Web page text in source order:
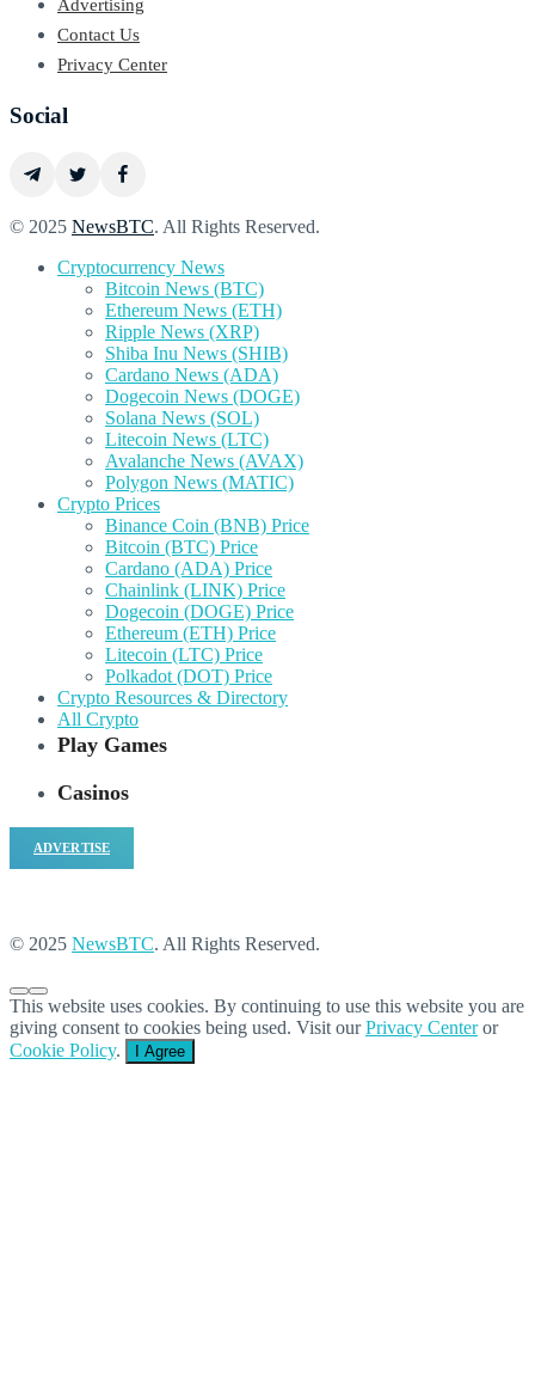
Advertising
Contact Us
Privacy Center
Social
© 2025 NewsBTC. All Rights Reserved.
Cryptocurrency News
Bitcoin News (BTC)
Ethereum News (ETH)
Ripple News (XRP)
Shiba Inu News (SHIB)
Cardano News (ADA)
Dogecoin News (DOGE)
Solana News (SOL)
Litecoin News (LTC)
Avalanche News (AVAX)
Polygon News (MATIC)
Crypto Prices
Binance Coin (BNB) Price
Bitcoin (BTC) Price
Cardano (ADA) Price
Chainlink (LINK) Price
Dogecoin (DOGE) Price
Ethereum (ETH) Price
Litecoin (LTC) Price
Polkadot (DOT) Price
Crypto Resources & Directory
All Crypto
Play Games
Casinos
ADVERTISE
© 2025 NewsBTC. All Rights Reserved.
This website uses cookies. By continuing to use this website you are
giving consent to cookies being used. Visit ourPrivacy Centeror
Cookie Policy. I Agree